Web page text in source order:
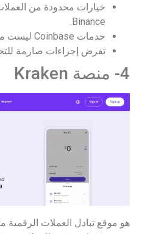
خيارات محدودة من
Binance.
خدمات Coinbase ليست متاحة في جميع البلدان.
تفرض إجراءات صارمة
4- منصة Kraken
هو موقع تبادل العملات الرقمية